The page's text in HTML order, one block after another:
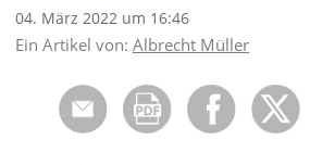
04. März 2022 um 16:46
Ein Artikel von: Albrecht Müller